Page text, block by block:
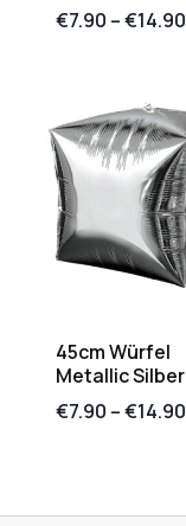
€7.90 –€14.90
45cm Würfel
Metallic Silber
€7.90 –€14.90